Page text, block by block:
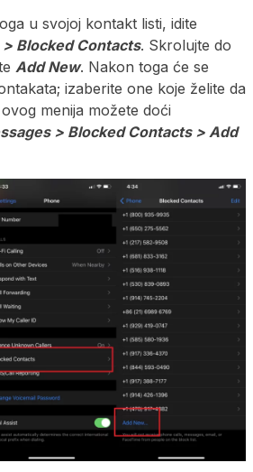
u svojoj kontakt listi, idite
Blocked Contacts. Skrolujte do
Add New. Nakon toga će se
izaberite one koje želite da
menija možete doći
> Blocked Contacts > Add